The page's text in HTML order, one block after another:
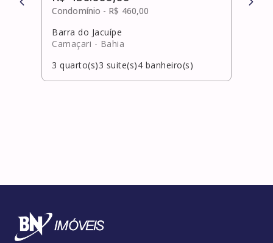
Condomínio - R$ 460,00
Barra do Jacuípe
Camaçari - Bahia
3 quarto(s)3 suite(s)4 banheiro(s)